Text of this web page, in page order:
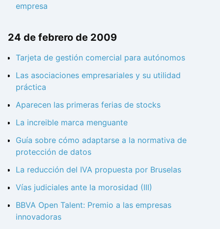
empresa
24 de febrero de 2009
Tarjeta de gestión comercial para autónomos
Las asociaciones empresariales y su utilidad
práctica
Aparecen las primeras ferias de stocks
La increible marca menguante
Guía sobre cómo adaptarse a la normativa de
protección de datos
La reducción del IVA propuesta por Bruselas
Vías judiciales ante la morosidad (III)
BBVA Open Talent: Premio a las empresas
innovadoras